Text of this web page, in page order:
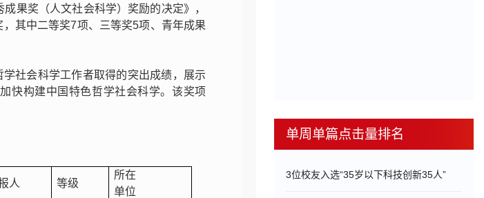
果奖（人文社会科学）奖励的决定》，
其中二等奖7项、三等奖5项、青年成果
社会科学工作者取得的突出成绩，展示
快构建中国特色哲学社会科学。该奖项
人 等级
所在
单位
单周单篇点击量排名
3位校友入选“35岁以下科技创新35人”